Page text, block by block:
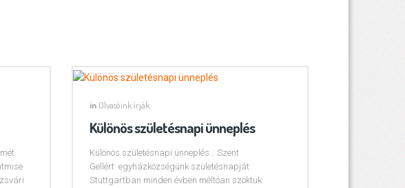
in Olvasóink írják
Különös születésnapi ünneplés
Különös születésnapi ünneplés… Szent
Gellért egyházközségünk születésnapját
Stuttgartban minden évben méltóan szoktuk